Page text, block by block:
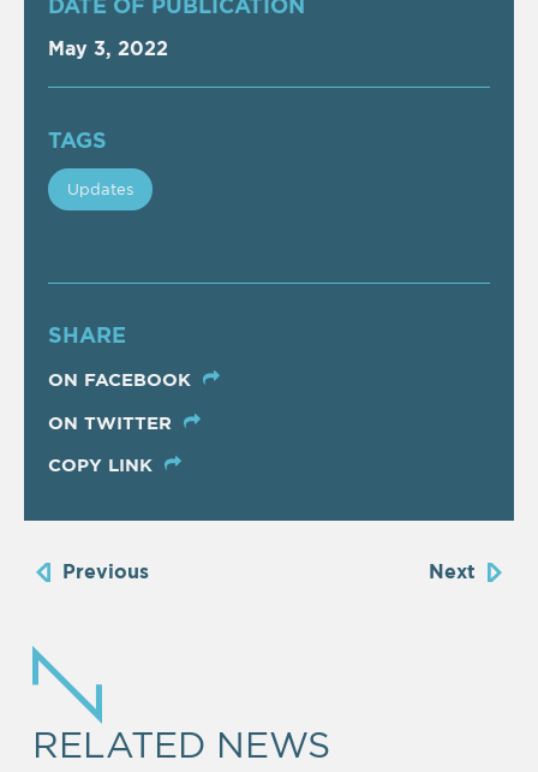
May 3, 2022
TAGS
Updates
SHARE
ON FACEBOOK
ON TWITTER
COPY LINK
Previous Next
RELATED NEWS